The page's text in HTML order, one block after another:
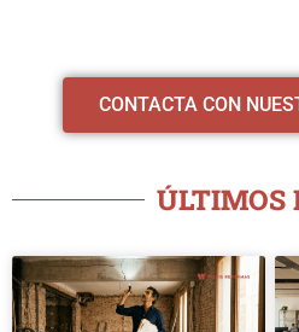
CONTACTA CON
ÚLTIMOS